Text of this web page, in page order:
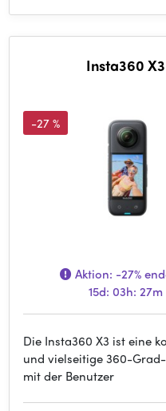
Insta360 X3
-27 %
Aktion: -27%
15d: 03h: 27m
Die Insta360 X3 ist eine
und vielseitige 360-
mit der Benutzer